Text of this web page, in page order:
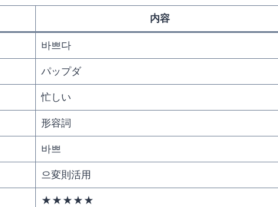
内容
바쁘다
パップダ
忙しい
形容詞
바쁘
으変則活用
★★★★★